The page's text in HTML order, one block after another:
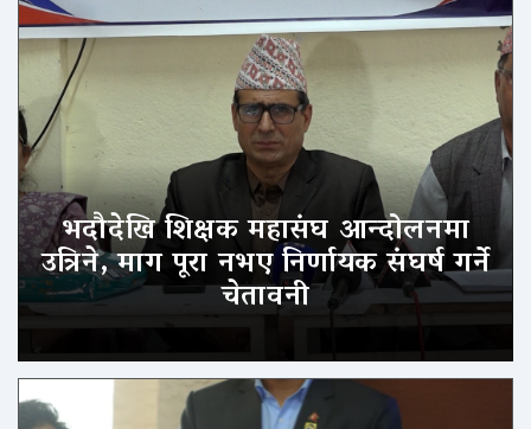
भदौदेखि शिक्षक महासंघ आन्दोलनमा
उत्रिने, माग पूरा नभए निर्णायक संघर्ष गर्ने
चेतावनी